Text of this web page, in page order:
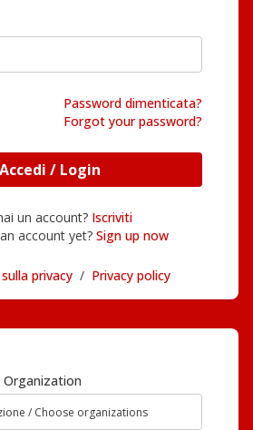
Password dimenticata?
Forgot your password?
Accedi / Login
un account? Iscriviti
account yet? Sign up now
privacy / Privacy policy